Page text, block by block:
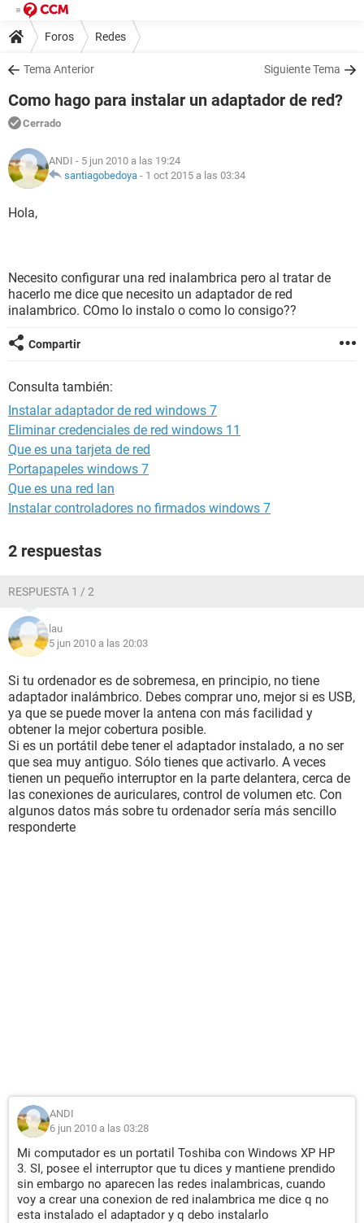
Foros Redes
Tema Anterior Siguiente Tema
Como hago para instalar un adaptador de red?
Cerrado
ANDI - 5 jun 2010 a las 19:24
santiagobedoya - 1 oct 2015 a las 03:34
Hola,
Necesito configurar una red inalambrica pero al tratar de
hacerlo me dice que necesito un adaptador de red
inalambrico. COmo lo instalo o como lo consigo??
Compartir
Consulta también:
Instalar adaptador de red windows 7
Eliminar credenciales de red windows 11
Que es una tarjeta de red
Portapapeles windows 7
Que es una red lan
Instalar controladores no firmados windows 7
2 respuestas
RESPUESTA 1 / 2
lau
5 jun 2010 a las 20:03
Si tu ordenador es de sobremesa, en principio, no tiene
adaptador inalámbrico. Debes comprar uno, mejor si es USB,
ya que se puede mover la antena con más facilidad y
obtener la mejor cobertura posible.
Si es un portátil debe tener el adaptador instalado, a no ser
que sea muy antiguo. Sólo tienes que activarlo. A veces
tienen un pequeño interruptor en la parte delantera, cerca de
las conexiones de auriculares, control de volumen etc. Con
algunos datos más sobre tu ordenador sería más sencillo
responderte
ANDI
6 jun 2010 a las 03:28
Mi computador es un portatil Toshiba con Windows XP HP
3. SI, posee el interruptor que tu dices y mantiene prendido
sin embargo no aparecen las redes inalambricas, cuando
voy a crear una conexion de red inalambrica me dice q no
esta instalado el adaptador y q debo instalarlo